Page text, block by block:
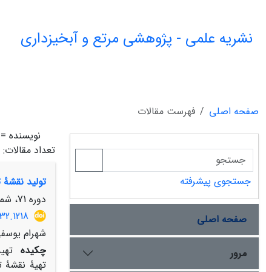
نشریه علمی - پژوهشی مرتع و آبخیزداری
صفحه اصلی
فهرست مقالات
نویسنده =
تعداد مقالات:
تولید
دوره 71، شماره 3، پاییز 1397، صفحه
شهرام
چکیده
جستجوی پیشرفته
صفحه اصلی
مرور